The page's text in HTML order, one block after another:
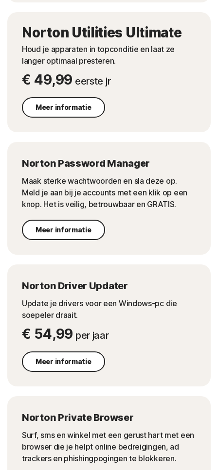
Norton Utilities Ultimate
Houd je apparaten in topconditie en laat ze
langer optimaal presteren.
€ 49,99 eerste jr
Meer informatie
Norton Password Manager
Maak sterke wachtwoorden en sla deze op.
Meld je aan bij je accounts met een klik op een
knop. Het is veilig, betrouwbaar en GRATIS.
Meer informatie
Norton Driver Updater
Update je drivers voor een Windows-pc die
soepeler draait.
€ 54,99 per jaar
Meer informatie
Norton Private Browser
Surf, sms en winkel met een gerust hart met een
browser die je helpt online bedreigingen, ad
trackers en phishingpogingen te blokkeren.